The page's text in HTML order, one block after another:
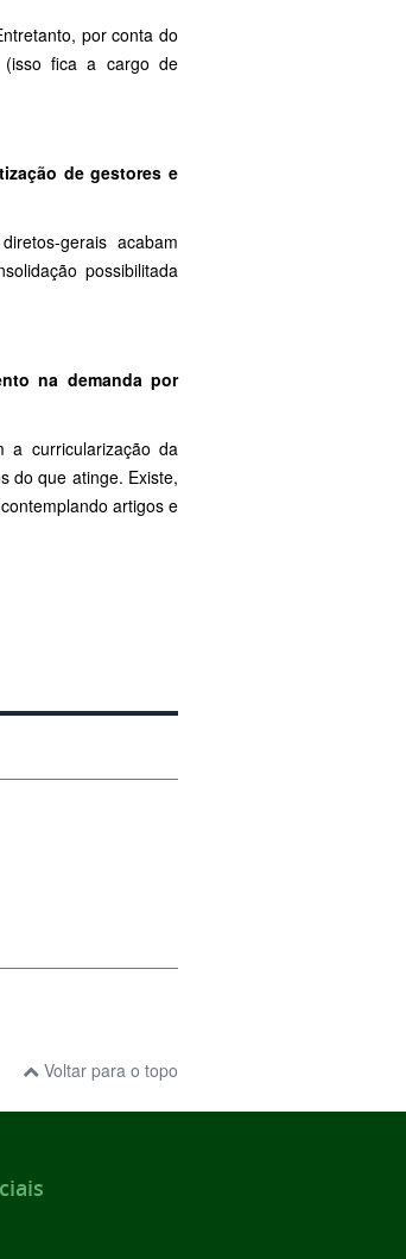
por conta do
fica a cargo de
de gestores e
gerais acabam
possibilitada
na demanda por
curricularização da
do que atinge. Existe,
artigos e
Voltar para o topo